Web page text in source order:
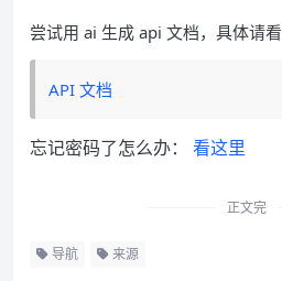
尝试用 ai 生成 api 文档，具体请看
API 文档
忘记密码了怎么办： 看这里
正文完
导航 来源